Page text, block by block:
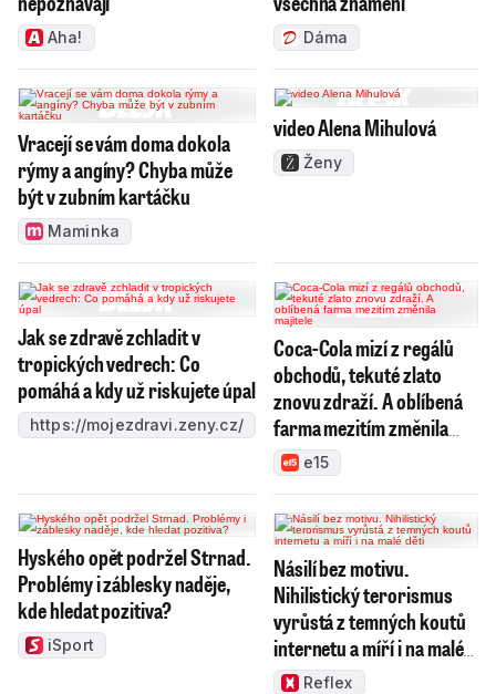
Aha! Dáma
Vracejí se vám doma dokola
rýmy a angíny? Chyba může
být v zubním kartáčku
Maminka
video Alena Mihulová
Ženy
Jak se zdravě zchladit v
tropických vedrech: Co
pomáhá a kdy už riskujete úpal
https://mojezdravi.zeny.cz/
Coca-Cola mizí z regálů
obchodů, tekuté zlato
znovu zdraží. A oblíbená
farma mezitím změnila
majitele
e15
Hyského opět podržel Strnad.
Problémy i záblesky naděje,
kde hledat pozitiva?
iSport
Násilí bez motivu.
Nihilistický terorismus
vyrůstá z temných koutů
internetu a míří i na malé
dětiReflex